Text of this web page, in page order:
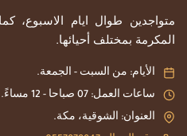
متواجدين طوال ايام الاسبوع،
المكرمة بمختلف أحيائها.
الأيام: من السبت - الجمعة.
ساعات العمل: 07 صباحا - 12 مساءً.
العنوان: الشوقية، مكة.